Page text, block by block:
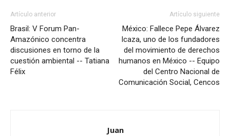
Artículo anterior
Brasil: V Forum Pan-
Amazónico concentra
discusiones en torno de la
cuestión ambiental -- Tatiana
Félix
Artículo siguiente
México: Fallece Pepe Álvarez
Icaza, uno de los fundadores
del movimiento de derechos
humanos en México -- Equipo
del Centro Nacional de
Comunicación Social, Cencos
Juan